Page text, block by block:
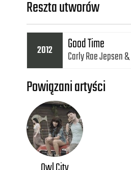
Reszta utworów
2012 Good Time
Carly Rae Jepsen
Powiązani artyści